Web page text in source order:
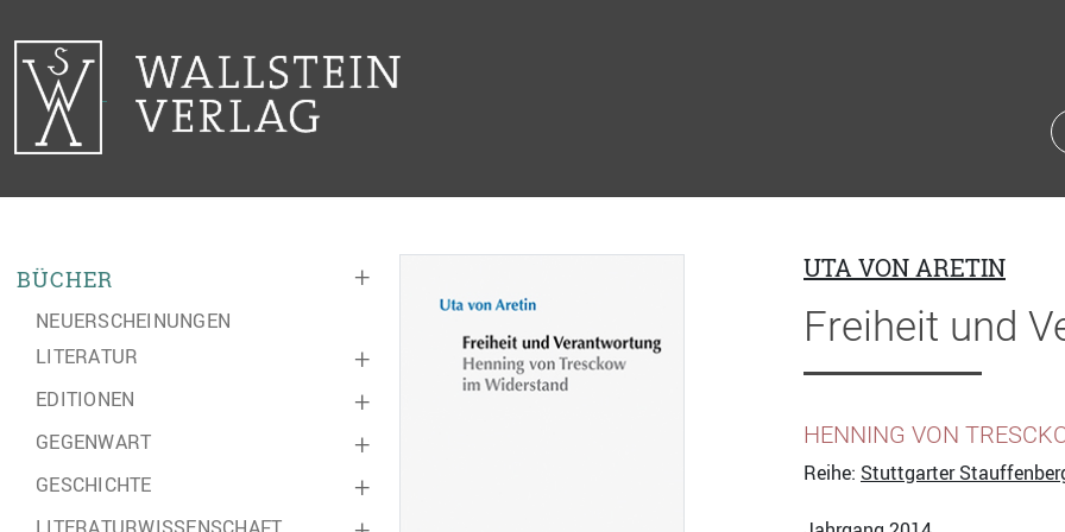
+
BÜCHER
NEUERSCHEINUNGEN
+
LITERATUR
+
EDITIONEN
+
GEGENWART
+
GESCHICHTE
UTA VON ARETIN
Freiheit und
HENNING VON
Reihe: Stuttgarter